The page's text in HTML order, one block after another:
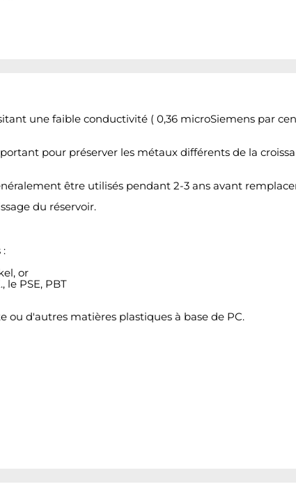
une faible conductivité ( 0,36 microSiemens par
pour préserver les métaux différents de la
être utilisés pendant 2-3 ans avant
du réservoir.
:
or
le PSE, PBT
ou d'autres matières plastiques à base de PC.